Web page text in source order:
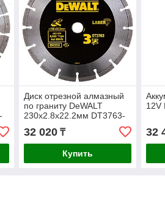
Диск отрезной алмазный
по граниту DeWALT
230х2.8х22.2мм DT3763-
32 020₸
Купить
12V
32